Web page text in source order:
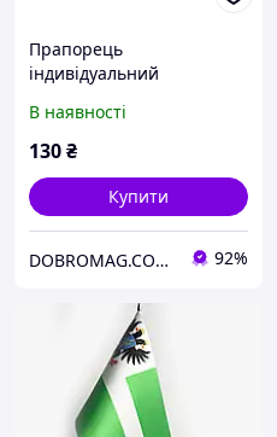
Прапорець
індивідуальний
ініціалами партнера
12x24 см Синій (1723)
В наявності
130₴
Купити
DOBROMAG.COM.UA - ДОБРОМАГ 92%